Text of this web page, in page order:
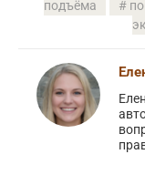
подъёма